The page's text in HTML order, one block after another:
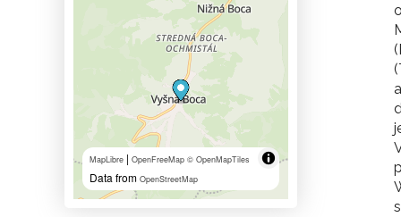
MapLibre | OpenFreeMap © OpenMapTiles
Data from OpenStreetMap